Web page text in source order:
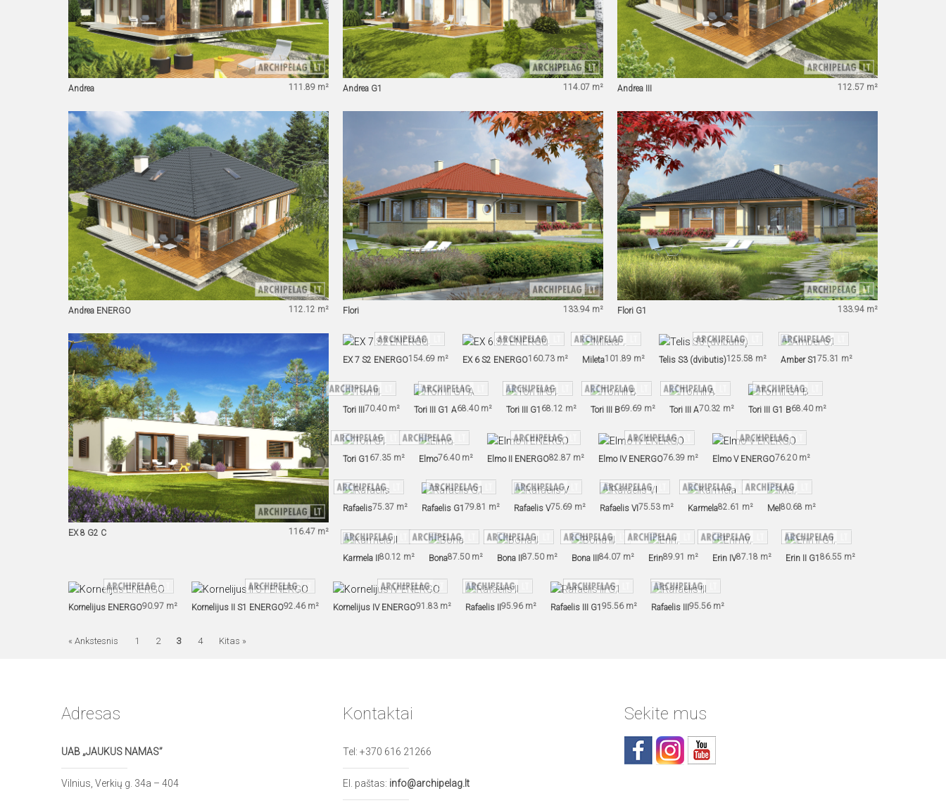
Andrea 111.89 m² Andrea G1 114.07 m² Andrea III 112.57 m²
Andrea ENERGO 112.12 m² Flori 133.94 m² Flori G1 133.94 m²
EX 8 G2 C 116.47 m²
EX 7 S2 ENERGO154.69 m² EX 6 S2 ENERGO160.73 m² Mileta101.89 m² Telis S3 (dvibutis)125.58 m² Amber S1 75.31 m²
Tori III70.40 m² Tori III G1 A68.40 m² Tori III G1 68.12 m² Tori III B69.69 m² Tori III A70.32 m² Tori III G1 B68.40 m²
Tori G1 67.35 m² Elmo76.40 m² Elmo II ENERGO82.87 m² Elmo IV ENERGO76.39 m² Elmo V ENERGO76.20 m²
Rafaelis75.37 m² Rafaelis G1 79.81 m² Rafaelis V75.69 m² Rafaelis VI75.53 m² Karmela82.61 m² Mel80.68 m²
Karmela II80.12 m² Bona87.50 m² Bona II87.50 m² Bona III84.07 m² Erin89.91 m² Erin IV87.18 m² Erin II G186.55 m²
Kornelijus ENERGO90.97 m² Kornelijus II S1 ENERGO92.46 m² Kornelijus IV ENERGO91.83 m² Rafaelis II 95.96 m² Rafaelis III G1 95.56 m² Rafaelis III 95.56 m²
« Ankstesnis 1 2 3 4 Kitas »
Adresas
UAB „JAUKUS NAMAS”
Vilnius, Verkių g. 34a – 404
Kontaktai
Tel:+370 616 21266
El. paštas: info@archipelag.lt
Sekite mus